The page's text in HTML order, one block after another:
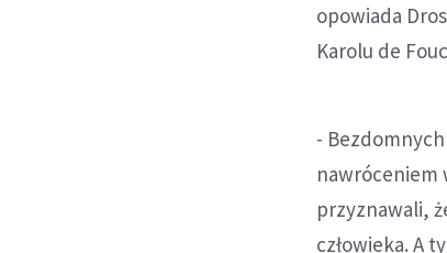
opowiada
Karolu de
-
nawróceniem
przyznawali,
człowieka. A